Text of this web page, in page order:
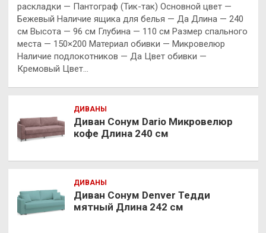
раскладки — Пантограф (Тик-так) Основной цвет —
Бежевый Наличие ящика для белья — Да Длина — 240
см Высота — 96 см Глубина — 110 см Размер спального
места — 150×200 Материал обивки — Микровелюр
Наличие подлокотников — Да Цвет обивки —
Кремовый Цвет…
ДИВАНЫ
Диван Сонум Dario Микровелюр
кофе Длина 240 см
ДИВАНЫ
Диван Сонум Denver Тедди
мятный Длина 242 см